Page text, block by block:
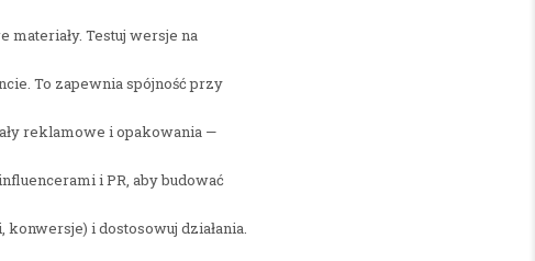
materiały. Testuj wersje na
To zapewnia spójność przy
reklamowe i opakowania —
i PR, aby budować
i dostosowuj działania.